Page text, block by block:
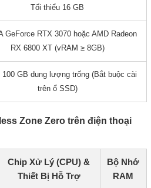
Tối thiểu 16 GB
GeForce RTX 3070 hoặc AMD Radeon
RX 6800 XT (vRAM ≥ 8GB)
100 GB dung lượng trống (Bắt buộc cài
trên ổ SSD)
Zone Zero trên điện thoại
Chip Xử Lý (CPU) &
Thiết Bị Hỗ Trợ
Bộ Nhớ
RAM